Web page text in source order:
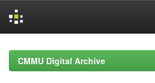
navigationCMMU Digital Archive